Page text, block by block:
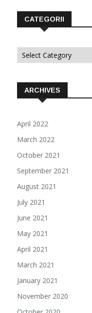
CATEGORII
Categorii
ARCHIVES
April 2022
March 2022
October 2021
September 2021
August 2021
July 2021
June 2021
May 2021
April 2021
March 2021
January 2021
November 2020